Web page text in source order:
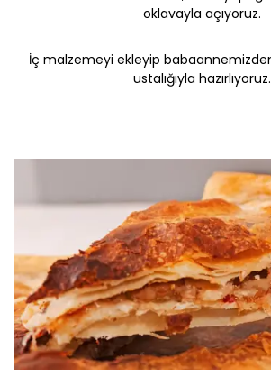
oklavayla açıyoruz.
İç malzemeyi ekleyip
ustalığıyla hazırlıyoruz.